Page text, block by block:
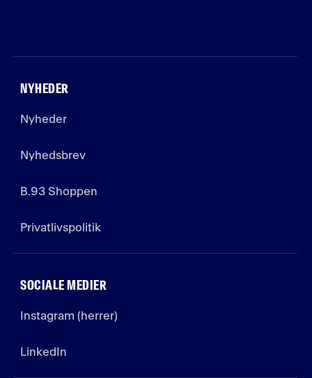
NYHEDER
Nyheder
Nyhedsbrev
B.93 Shoppen
Privatlivspolitik
SOCIALE MEDIER
Instagram (herrer)
LinkedIn